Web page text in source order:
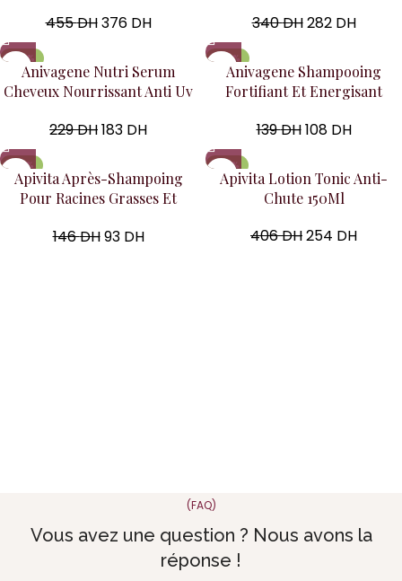
Ml
455DH376 DH 340DH282 DH
-20%
Anivagene Nutri Serum
Cheveux Nourrissant Anti Uv
229DH183 DH
-22%
Anivagene Shampooing
Fortifiant Et Energisant
139DH108 DH
-36%
Apivita Après-Shampoing
Pour Racines Grasses Et
146DH93 DH
-37%
Apivita Lotion Tonic Anti-
Chute 150Ml
406DH254 DH
(FAQ)
Vous avez une question ? Nous avons la
réponse !